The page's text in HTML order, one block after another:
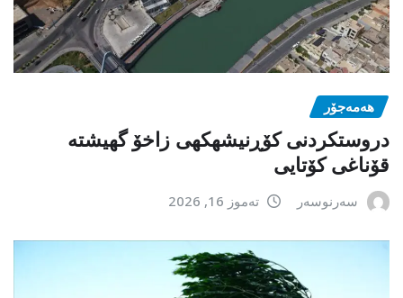
هەمەجۆر
دروستکردنی کۆڕنیشهكهی زاخۆ گهیشته
قۆناغی کۆتایی
سەرنوسەر تەموز 16, 2026